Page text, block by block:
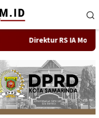
Direktur RS IA Moeis